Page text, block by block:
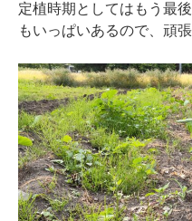
定植時期としてはもう最
もいっぱいあるので、頑